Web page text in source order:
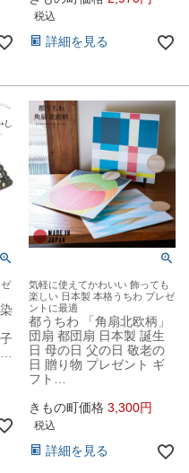
税込
詳細を見る
気軽に使えてかわいい 飾っても
楽しい 日本製 本格うちわ プレゼ
ントに最適
都うちわ 「角扇北欧柄」
団扇 都団扇 日本製 誕生
日 母の日 父の日 敬老の
日 贈り物 プレゼント ギ
フト…
きもの町価格 3,300
税込
詳細を見る